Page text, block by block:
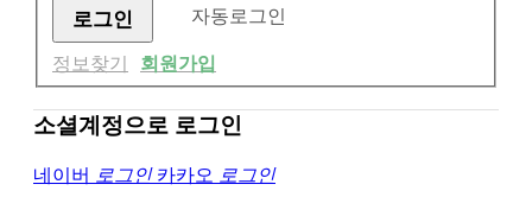
자동로그인
정보찾기 회원가입
소셜계정으로 로그인
네이버 로그인 카카오 로그인